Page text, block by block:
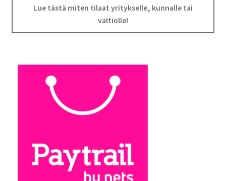
Lue tästä miten tilaat yritykselle, kunnalle tai
valtiolle!